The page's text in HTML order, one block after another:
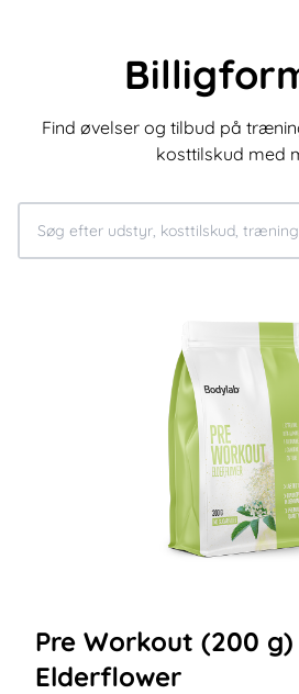
Find øvelser og tilbud på
kosttilskud med
Pre Workout (200
Elderflower